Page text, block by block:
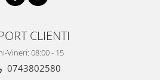
plante
CLIENTI
Vineri: 08:00 - 15
0743802580